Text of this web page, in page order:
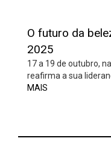
O futuro da
2025
17 a 19 de outubro,
reafirma a sua
MAIS